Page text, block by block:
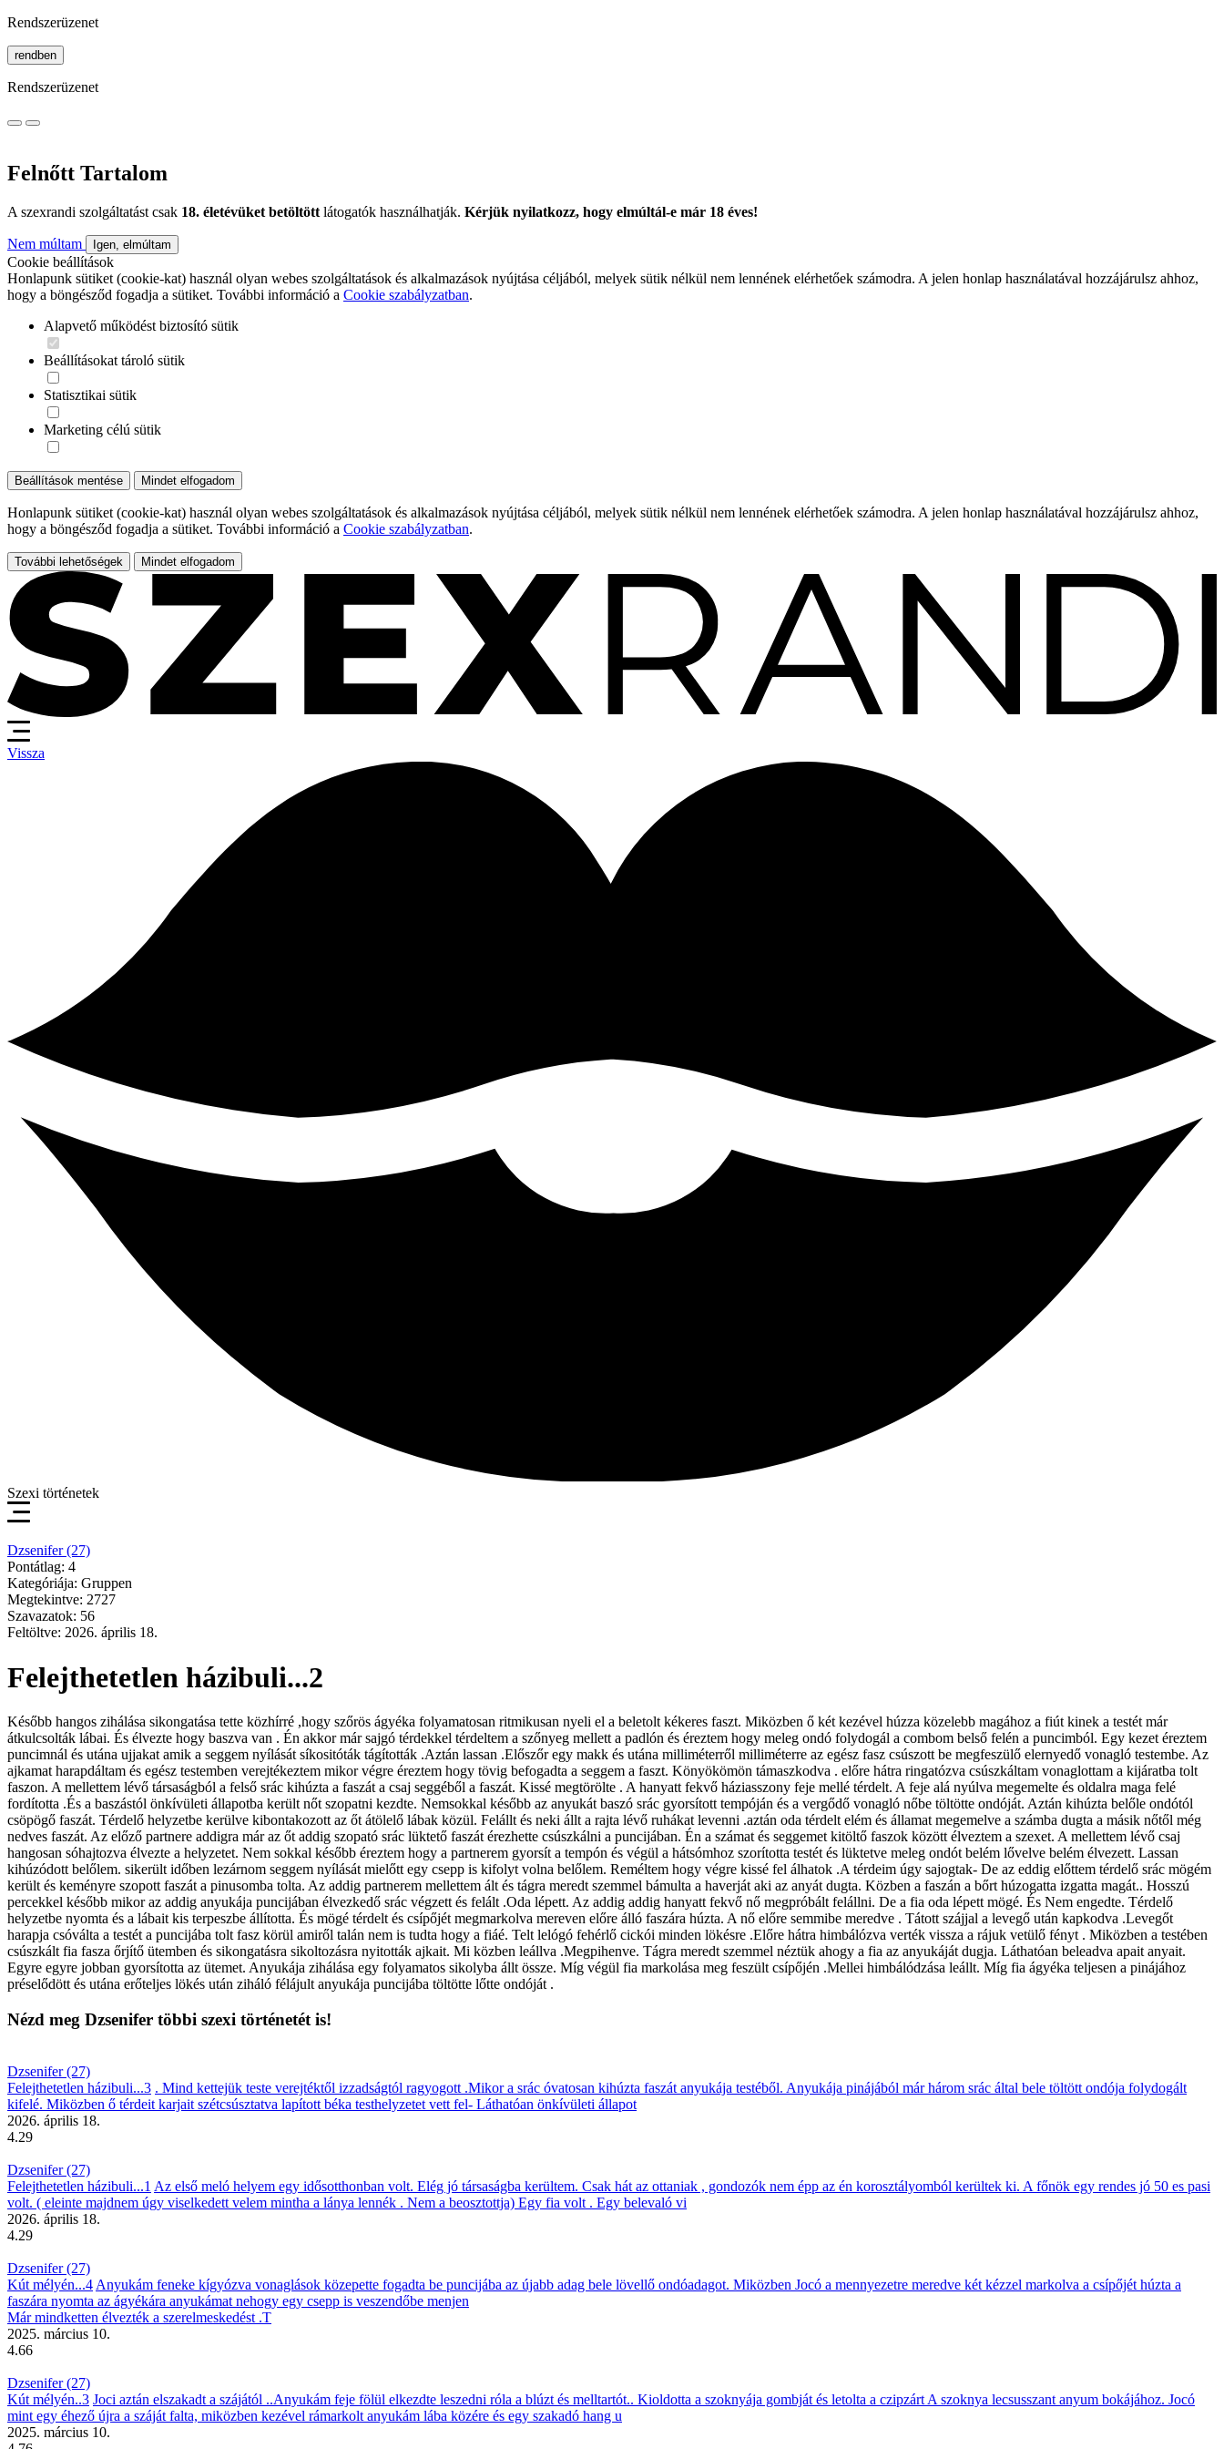
Rendszerüzenet
rendben
Rendszerüzenet
Felnőtt Tartalom
A szexrandi szolgáltatást csak 18. életévüket betöltött látogatók használhatják. Kérjük nyilatkozz, hogy elmúltál-e már 18 éves!
Nem múltam Igen, elmúltam
Cookie beállítások
Honlapunk sütiket (cookie-kat) használ olyan webes szolgáltatások és alkalmazások nyújtása céljából, melyek sütik nélkül nem lennének elérhetőek számodra. A jelen honlap használatával hozzájárulsz ahhoz,
hogy a böngésződ fogadja a sütiket. További információ a Cookie szabályzatban.
Alapvető működést biztosító sütik
Beállításokat tároló sütik
Statisztikai sütik
Marketing célú sütik
Beállítások mentése Mindet elfogadom
Honlapunk sütiket (cookie-kat) használ olyan webes szolgáltatások és alkalmazások nyújtása céljából, melyek sütik nélkül nem lennének elérhetőek számodra. A jelen honlap használatával hozzájárulsz ahhoz,
hogy a böngésződ fogadja a sütiket. További információ a Cookie szabályzatban.
További lehetőségek Mindet elfogadom
Vissza
Szexi történetek
Dzsenifer (27)
Pontátlag: 4
Kategóriája: Gruppen
Megtekintve: 2727
Szavazatok: 56
Feltöltve: 2026. április 18.
Felejthetetlen házibuli...2
Később hangos zihálása sikongatása tette közhírré ,hogy szőrös ágyéka folyamatosan ritmikusan nyeli el a beletolt kékeres faszt. Miközben ő két kezével húzza közelebb magához a fiút kinek a testét már
átkulcsolták lábai. És élvezte hogy baszva van . Én akkor már sajgó térdekkel térdeltem a szőnyeg mellett a padlón és éreztem hogy meleg ondó folydogál a combom belső felén a puncimból. Egy kezet éreztem
puncimnál és utána ujjakat amik a seggem nyílását síkositóták tágították .Aztán lassan .Előszőr egy makk és utána milliméterről milliméterre az egész fasz csúszott be megfeszülő elernyedő vonagló testembe. Az
ajkamat harapdáltam és egész testemben verejtékeztem mikor végre éreztem hogy tövig befogadta a seggem a faszt. Könyökömön támaszkodva . előre hátra ringatózva csúszkáltam vonaglottam a kijáratba tolt
faszon. A mellettem lévő társaságból a felső srác kihúzta a faszát a csaj seggéből a faszát. Kissé megtörölte . A hanyatt fekvő háziasszony feje mellé térdelt. A feje alá nyúlva megemelte és oldalra maga felé
fordította .És a baszástól önkívületi állapotba került nőt szopatni kezdte. Nemsokkal később az anyukát baszó srác gyorsított tempóján és a vergődő vonagló nőbe töltötte ondóját. Aztán kihúzta belőle ondótól
csöpögő faszát. Térdelő helyzetbe kerülve kibontakozott az őt átölelő lábak közül. Felállt és neki állt a rajta lévő ruhákat levenni .aztán oda térdelt elém és államat megemelve a számba dugta a másik nőtől még
nedves faszát. Az előző partnere addigra már az őt addig szopató srác lüktető faszát érezhette csúszkálni a puncijában. Én a számat és seggemet kitöltő faszok között élveztem a szexet. A mellettem lévő csaj
hangosan sóhajtozva élvezte a helyzetet. Nem sokkal később éreztem hogy a partnerem gyorsít a tempón és végül a hátsómhoz szorította testét és lüktetve meleg ondót belém lővelve belém élvezett. Lassan
kihúzódott belőlem. sikerült időben lezárnom seggem nyílását mielőtt egy csepp is kifolyt volna belőlem. Reméltem hogy végre kissé fel álhatok .A térdeim úgy sajogtak- De az eddig előttem térdelő srác mögém
került és keményre szopott faszát a pinusomba tolta. Az addig partnerem mellettem ált és tágra meredt szemmel bámulta a haverját aki az anyát dugta. Közben a faszán a bőrt húzogatta izgatta magát.. Hosszú
percekkel később mikor az addig anyukája puncijában élvezkedő srác végzett és felált .Oda lépett. Az addig addig hanyatt fekvő nő megpróbált felállni. De a fia oda lépett mögé. És Nem engedte. Térdelő
helyzetbe nyomta és a lábait kis terpeszbe állította. És mögé térdelt és csípőjét megmarkolva mereven előre álló faszára húzta. A nő előre semmibe meredve . Tátott szájjal a levegő után kapkodva .Levegőt
harapja csóválta a testét a puncijába tolt fasz körül amiről talán nem is tudta hogy a fiáé. Telt lelógó fehérlő cickói minden lökésre .Előre hátra himbálózva verték vissza a rájuk vetülő fényt . Miközben a testében
csúszkált fia fasza őrjítő ütemben és sikongatásra sikoltozásra nyitották ajkait. Mi közben leállva .Megpihenve. Tágra meredt szemmel néztük ahogy a fia az anyukáját dugja. Láthatóan beleadva apait anyait.
Egyre egyre jobban gyorsította az ütemet. Anyukája zihálása egy folyamatos sikolyba állt össze. Míg végül fia markolása meg feszült csípőjén .Mellei himbálódzása leállt. Míg fia ágyéka teljesen a pinájához
préselődött és utána erőteljes lökés után ziháló félájult anyukája puncijába töltötte lőtte ondóját .
Nézd meg Dzsenifer többi szexi történetét is!
Dzsenifer (27)
Felejthetetlen házibuli...3 . Mind kettejük teste verejtéktől izzadságtól ragyogott .Mikor a srác óvatosan kihúzta faszát anyukája testéből. Anyukája pinájából már három srác által bele töltött ondója folydogált
kifelé. Miközben ő térdeit karjait szétcsúsztatva lapított béka testhelyzetet vett fel- Láthatóan önkívületi állapot
2026. április 18.
4.29
Dzsenifer (27)
Felejthetetlen házibuli...1 Az első meló helyem egy idősotthonban volt. Elég jó társaságba kerültem. Csak hát az ottaniak , gondozók nem épp az én korosztályomból kerültek ki. A főnök egy rendes jó 50 es pasi
volt. ( eleinte majdnem úgy viselkedett velem mintha a lánya lennék . Nem a beosztottja) Egy fia volt . Egy belevaló vi
2026. április 18.
4.29
Dzsenifer (27)
Kút mélyén...4 Anyukám feneke kígyózva vonaglások közepette fogadta be puncijába az újabb adag bele lövellő ondóadagot. Miközben Jocó a mennyezetre meredve két kézzel markolva a csípőjét húzta a
faszára nyomta az ágyékára anyukámat nehogy egy csepp is veszendőbe menjen
Már mindketten élvezték a szerelmeskedést .T
2025. március 10.
4.66
Dzsenifer (27)
Kút mélyén..3 Joci aztán elszakadt a szájától ..Anyukám feje fölül elkezdte leszedni róla a blúzt és melltartót.. Kioldotta a szoknyája gombját és letolta a czipzárt A szoknya lecsusszant anyum bokájához. Jocó
mint egy éhező újra a száját falta, miközben kezével rámarkolt anyukám lába közére és egy szakadó hang u
2025. március 10.